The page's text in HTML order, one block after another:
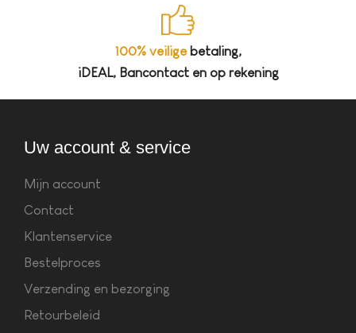
100% veiligebetaling,
iDEAL, Bancontact en op rekening
Uw account & service
Mijn account
Contact
Klantenservice
Bestelproces
Verzending en bezorging
Retourbeleid